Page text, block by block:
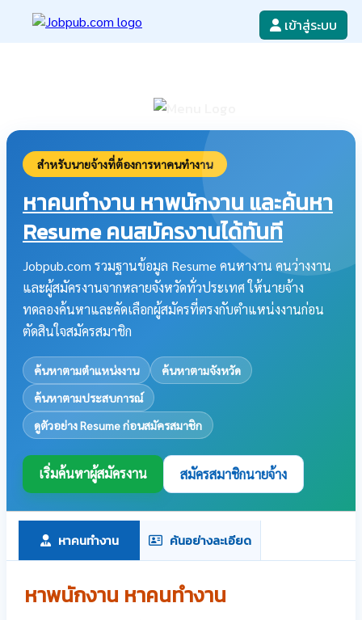
เข้าสู่ระบบ
สำหรับนายจ้างที่ต้องการหาคนทำงาน
หาคนทำงาน หาพนักงาน และค้นหา
Resume คนสมัครงานได้ทันที
Jobpub.com รวมฐานข้อมูล Resume คนหางาน คนว่างงาน
และผู้สมัครงานจากหลายจังหวัดทั่วประเทศ ให้นายจ้าง
ทดลองค้นหาและคัดเลือกผู้สมัครที่ตรงกับตำแหน่งงานก่อน
ตัดสินใจสมัครสมาชิก
ค้นหาตามตำแหน่งงาน
ค้นหาตามจังหวัด
ค้นหาตามประสบการณ์
ดูตัวอย่าง Resume ก่อนสมัครสมาชิก
เริ่มค้นหาผู้สมัครงาน สมัครสมาชิกนายจ้าง
หาคนทำงาน ค้นอย่างละเอียด
หาพนักงาน หาคนทำงาน